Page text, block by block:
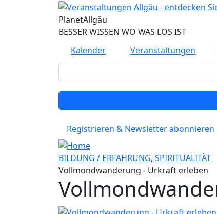
Direkt zum Inhalt
PlanetAllgäu
BESSER WISSEN WO WAS LOS IST
Kalender
Veranstaltungen
Registrieren & Newsletter abonnieren
BILDUNG / ERFAHRUNG, SPIRITUALITÄT
Vollmondwanderung - Urkraft erleben